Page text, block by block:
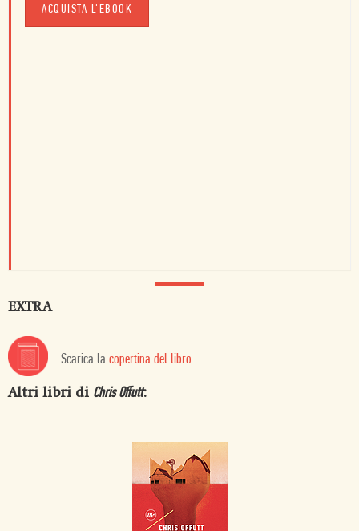
ACQUISTA L'EBOOK
EXTRA
Scarica la copertina del libro
Altri libri di Chris Offutt: